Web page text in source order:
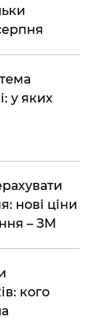
у яких
нові ціни
– ЗМ
кого